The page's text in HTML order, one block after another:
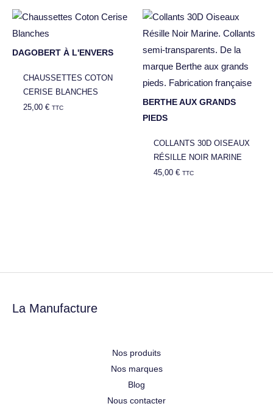
DAGOBERT À L'ENVERS
CHAUSSETTES COTON
CERISE BLANCHES
25,00 € TTC
BERTHE AUX GRANDS
PIEDS
COLLANTS 30D OISEAUX
RÉSILLE NOIR MARINE
45,00 € TTC
La Manufacture
Nos produits
Nos marques
Blog
Nous contacter